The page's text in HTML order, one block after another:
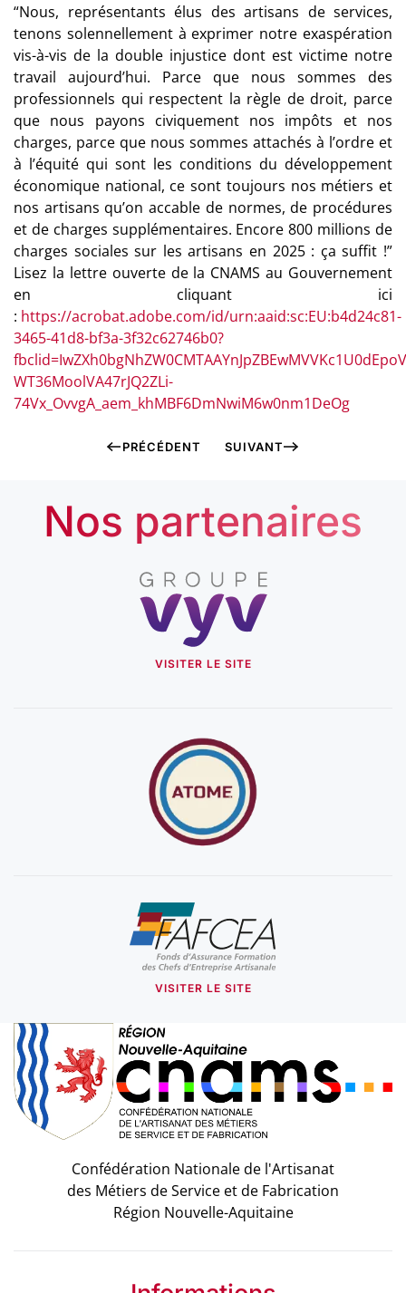
“Nous, représentants élus des artisans de services,
tenons solennellement à exprimer notre exaspération
vis-à-vis de la double injustice dont est victime notre
travail aujourd’hui. Parce que nous sommes des
professionnels qui respectent la règle de droit, parce
que nous payons civiquement nos impôts et nos
charges, parce que nous sommes attachés à l’ordre et
à l’équité qui sont les conditions du développement
économique national, ce sont toujours nos métiers et
nos artisans qu’on accable de normes, de procédures
et de charges supplémentaires. Encore 800 millions de
charges sociales sur les artisans en 2025 : ça suffit !”
Lisez la lettre ouverte de la CNAMS au Gouvernement
en cliquant ici
: https://acrobat.adobe.com/id/urn:aaid:sc:EU:b4d24c81-
3465-41d8-bf3a-3f32c62746b0?
WT36MoolVA47rJQ2ZLi-
74Vx_OvvgA_aem_khMBF6DmNwiM6w0nm1DeOg
PRÉCÉDENT SUIVANT
Nos partenaires
VISITER LE SITE
VISITER LE SITE
Confédération Nationale de l'Artisanat
des Métiers de Service et de Fabrication
Région Nouvelle-Aquitaine